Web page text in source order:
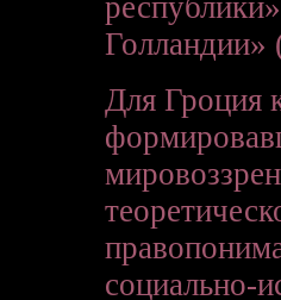
Голландии»
Для Гроция
социально-